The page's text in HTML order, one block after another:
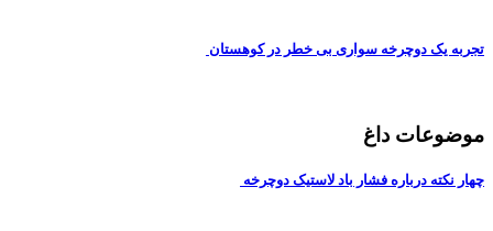
تجربه یک دوچرخه سواری بی خطر در کوهستان
موضوعات داغ
چهار نکته درباره فشار باد لاستیک دوچرخه